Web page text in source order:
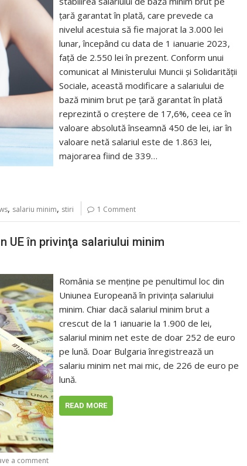
ţară garantat în plată, care prevede ca
nivelul acestuia să fie majorat la 3.000 lei
lunar, începând cu data de 1 ianuarie 2023,
faţă de 2.550 lei în prezent. Conform unui
comunicat al Ministerului Muncii şi Solidarităţii
Sociale, această modificare a salariului de
bază minim brut pe ţară garantat în plată
reprezintă o creştere de 17,6%, ceea ce în
valoare absolută înseamnă 450 de lei, iar în
valoare netă salariul este de 1.863 lei,
majorarea fiind de 339…
, salariu minim, stiri 1 Comment
UE în privinţa salariului minim
România se menţine pe penultimul loc din
Uniunea Europeană în privinţa salariului
minim. Chiar dacă salariul minim brut a
crescut de la 1 ianuarie la 1.900 de lei,
salariul minim net este de doar 252 de euro
pe lună. Doar Bulgaria înregistrează un
salariu minim net mai mic, de 226 de euro pe
lună.
READ MORE
a comment